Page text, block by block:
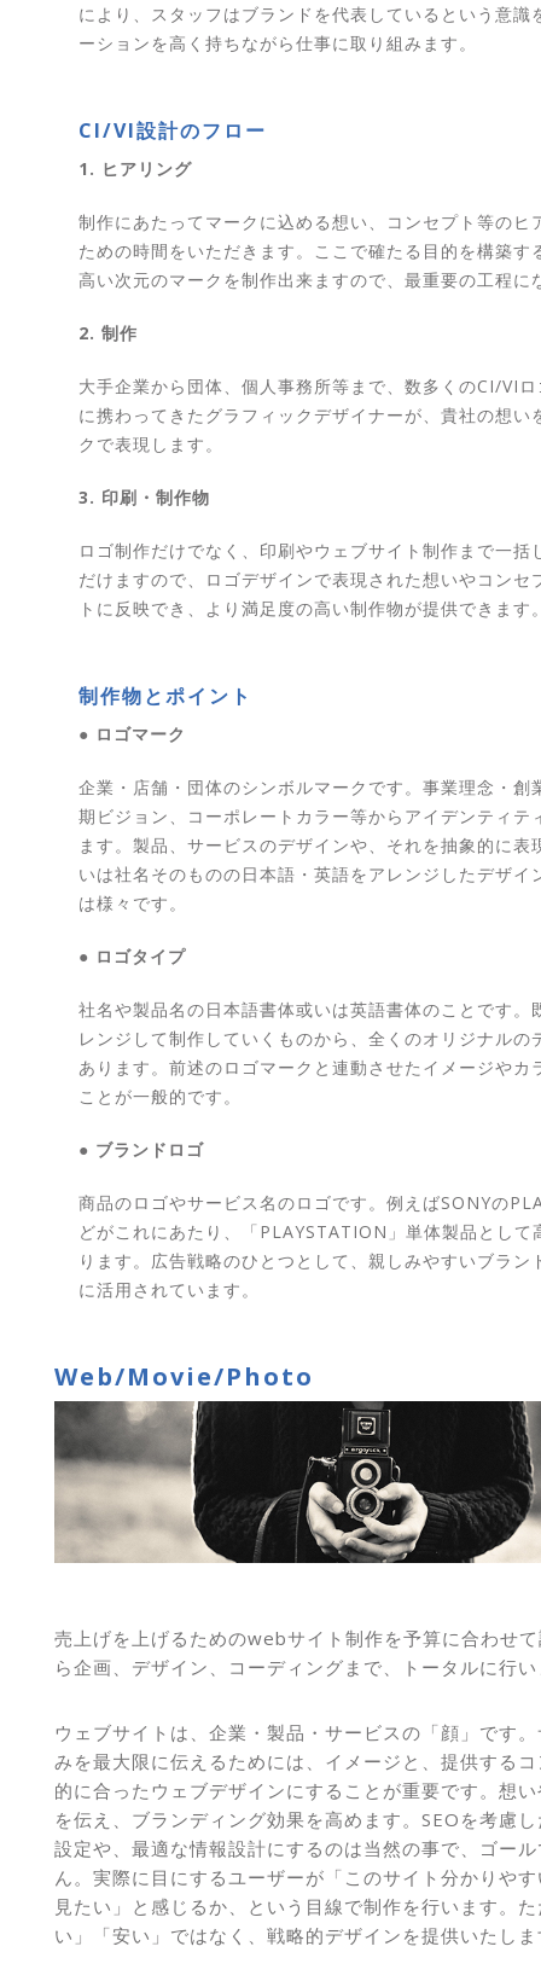
により、スタッフはブランドを代表しているという意識
ーションを高く持ちながら仕事に取り組みます。
CI/VI設計のフロー
1. ヒアリング
制作にあたってマークに込める想い、コンセプト等のヒ
ための時間をいただきます。ここで確たる目的を構築す
高い次元のマークを制作出来ますので、最重要の工程に
2. 制作
大手企業から団体、個人事務所等まで、数多くのCI/VI
に携わってきたグラフィックデザイナーが、貴社の想い
クで表現します。
3. 印刷・制作物
ロゴ制作だけでなく、印刷やウェブサイト制作まで一括
だけますので、ロゴデザインで表現された想いやコンセ
トに反映でき、より満足度の高い制作物が提供できます
制作物とポイント
● ロゴマーク
企業・店舗・団体のシンボルマークです。事業理念・創
期ビジョン、コーポレートカラー等からアイデンティテ
ます。製品、サービスのデザインや、それを抽象的に表
いは社名そのものの日本語・英語をアレンジしたデザイ
は様々です。
● ロゴタイプ
社名や製品名の日本語書体或いは英語書体のことです。
レンジして制作していくものから、全くのオリジナルの
あります。前述のロゴマークと連動させたイメージやカ
ことが一般的です。
● ブランドロゴ
商品のロゴやサービス名のロゴです。例えばSONYの
どがこれにあたり、「PLAYSTATION」単体製品として
ります。広告戦略のひとつとして、親しみやすいブラン
に活用されています。
Web/Movie/Photo
売上げを上げるためのwebサイト制作を予算に合わせ
ら企画、デザイン、コーディングまで、トータルに行
ウェブサイトは、企業・製品・サービスの「顔」です
みを最大限に伝えるためには、イメージと、提供する
的に合ったウェブデザインにすることが重要です。想
を伝え、ブランディング効果を高めます。SEOを考慮
設定や、最適な情報設計にするのは当然の事で、ゴー
ん。実際に目にするユーザーが「このサイト分かりや
見たい」と感じるか、という目線で制作を行います。
い」「安い」ではなく、戦略的デザインを提供いたし